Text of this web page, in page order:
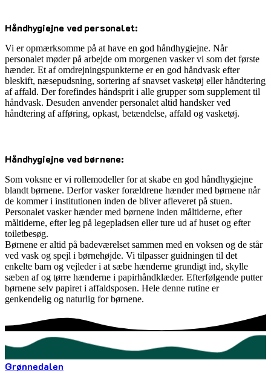
Håndhygiejne ved personalet:
Vi er opmærksomme på at have en god håndhygiejne. Når
personalet møder på arbejde om morgenen vasker vi som det første
hænder. Et af omdrejningspunkterne er en god håndvask efter
bleskift, næsepudsning, sortering af snavset vasketøj eller håndtering
af affald. Der forefindes håndsprit i alle grupper som supplement til
håndvask. Desuden anvender personalet altid handsker ved
håndtering af afføring, opkast, betændelse, affald og vasketøj.
Håndhygiejne ved børnene:
Som voksne er vi rollemodeller for at skabe en god håndhygiejne
blandt børnene. Derfor vasker forældrene hænder med børnene når
de kommer i institutionen inden de bliver afleveret på stuen.
Personalet vasker hænder med børnene inden måltiderne, efter
måltiderne, efter leg på legepladsen eller ture ud af huset og efter
toiletbesøg.
Børnene er altid på badeværelset sammen med en voksen og de står
ved vask og spejl i børnehøjde. Vi tilpasser guidningen til det
enkelte barn og vejleder i at sæbe hænderne grundigt ind, skylle
sæben af og tørre hænderne i papirhåndklæder. Efterfølgende putter
børnene selv papiret i affaldsposen. Hele denne rutine er
genkendelig og naturlig for børnene.
Grønnedalen